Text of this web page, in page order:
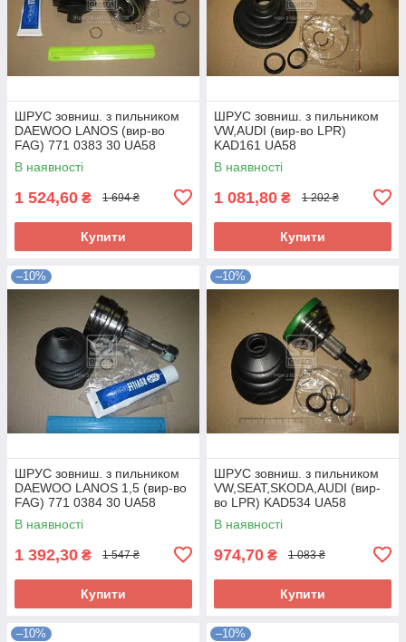
ШРУС зовниш. з пильником
DAEWOO LANOS (вир-во
FAG) 771 0383 30 UA58
В наявності
1 524,60 ₴ 1 694 ₴
Купити
ШРУС зовниш. з пильником
VW,AUDI (вир-во LPR)
KAD161 UA58
В наявності
1 081,80 ₴ 1 202 ₴
Купити
–10%
ШРУС зовниш. з пильником
DAEWOO LANOS 1,5 (вир-во
FAG) 771 0384 30 UA58
В наявності
1 392,30 ₴ 1 547 ₴
Купити
–10%
ШРУС зовниш. з пильником
VW,SEAT,SKODA,AUDI (вир-
во LPR) KAD534 UA58
В наявності
974,70 ₴ 1 083 ₴
Купити
–10% –10%